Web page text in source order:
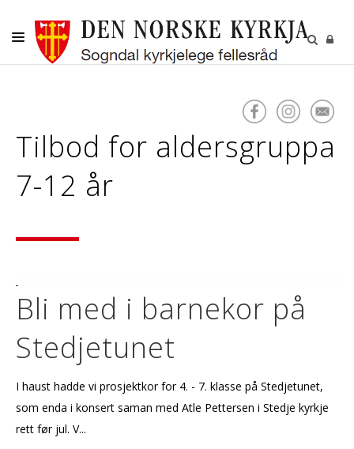
BORN OG UNGE
VAKSNE, DIAKONI OG FRIVILLIGE
Tilbod for aldersgruppa
7-12 år
Bli med i barnekor på
Stedjetunet
I haust hadde vi prosjektkor for 4. - 7. klasse på Stedjetunet,
som enda i konsert saman med Atle Pettersen i Stedje kyrkje
rett før jul. V...